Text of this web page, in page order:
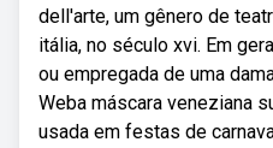
dell'arte, um gênero de
itália, no século xvi. Em
ou empregada de uma
Weba máscara veneziana
usada em festas de